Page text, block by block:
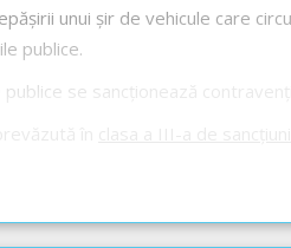
unui șir de vehicule care
publice.
se sancționează